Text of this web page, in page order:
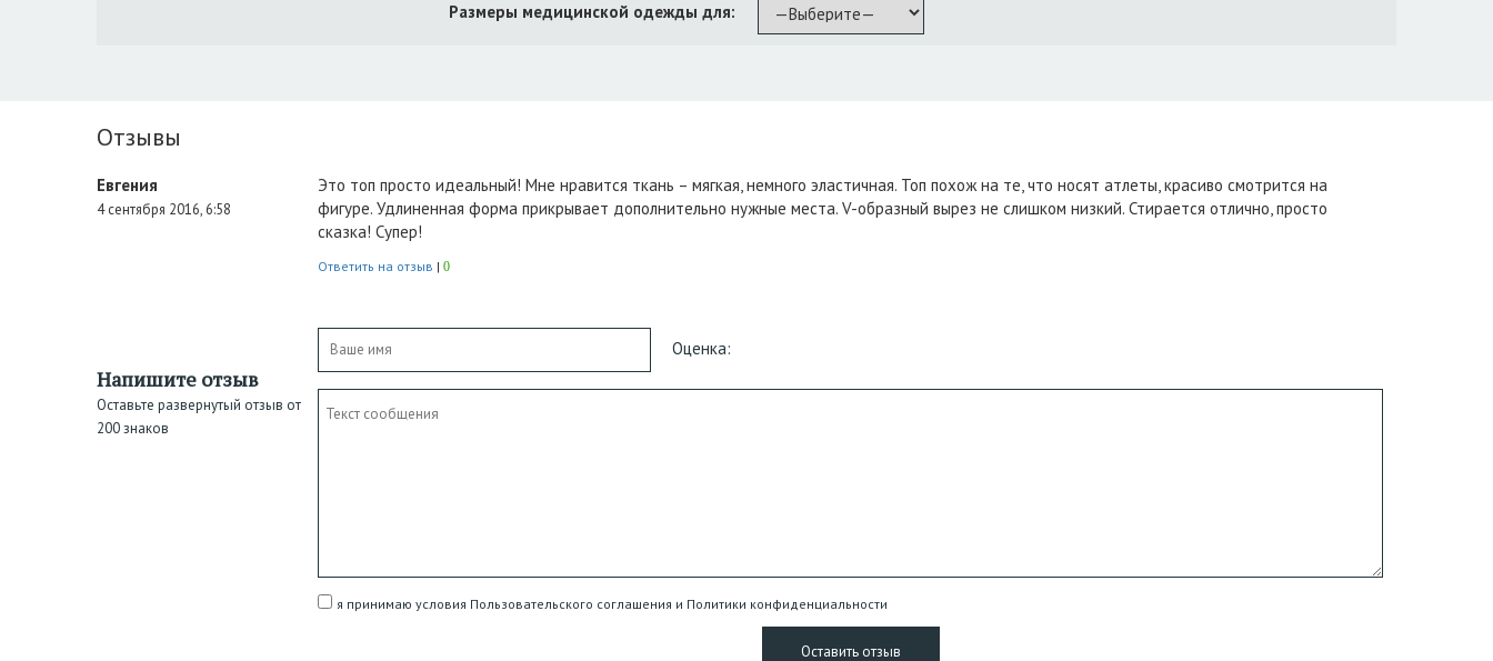
Размеры медицинской одежды для:
Отзывы
Евгения
4 сентября 2016, 6:58
Это топ просто идеальный! Мне нравится ткань – мягкая, немного эластичная. Топ похож на те, что носят атлеты, красиво смотрится на
фигуре. Удлиненная форма прикрывает дополнительно нужные места. V-образный вырез не слишком низкий. Стирается отлично, просто
сказка! Супер!
Ответить на отзыв | 0
Напишите отзыв
Оставьте развернутый отзыв от
200 знаков
Оценка:
я принимаю условия Пользовательского соглашения и Политики конфиденциальности